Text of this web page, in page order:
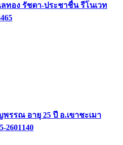
ทอง รัชดา-ประชาชื่น รีโนเวท
รรณ อายุ 25 ปี อ.เขาชะเมา
2601140